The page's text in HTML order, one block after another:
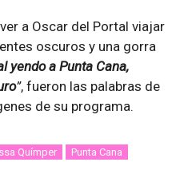
a Oscar del Portal viajar
oscuros y una gorra
yendo a Punta Cana,
”, fueron las palabras de
de su programa.
Químper Punta Cana